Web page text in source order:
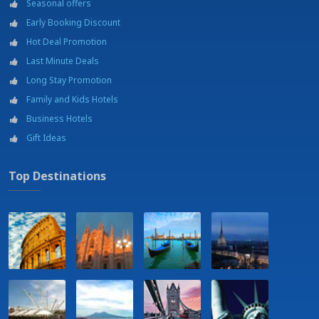
Hospital
Jogging Area
Masajes y tratamientos de belleza a pago,a petición
Museums
Restaurante
Teatro
Tenis
Seasonal offers
Early Booking Discount
Hot Deal Promotion
Last Minute Deals
Long Stay Promotion
Family and Kids Hotels
Business Hotels
Gift Ideas
Top Destinations